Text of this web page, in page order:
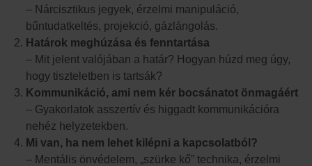
– Nárcisztikus jegyek, érzelmi manipuláció,
bűntudatkeltés, projekció, gázlángolás.
Határok meghúzása és fenntartása
– Mit jelent valójában a határ? Hogyan húzd meg úgy,
hogy tiszteletben is tartsák?
Kommunikáció, ami nem kér bocsánatot önmagáért
– Gyakorlatok asszertív és higgadt kommunikációra
nehéz helyzetekben.
Mi van, ha nem lehet kilépni a kapcsolatból?
– Mentális önvédelem, „szürke kő” technika, érzelmi